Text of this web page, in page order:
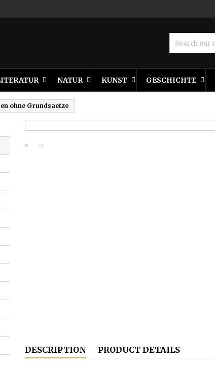
NATUR KUNST GESCHICHTE
ohne Grundsaetze
DESCRIPTION PRODUCT DETAILS